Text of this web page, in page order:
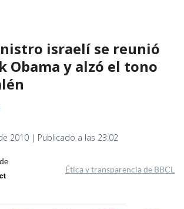
israelí se reunió
Obama y alzó el tono
2010 | Publicado a las 23:02
Ética y transparencia de BBCL